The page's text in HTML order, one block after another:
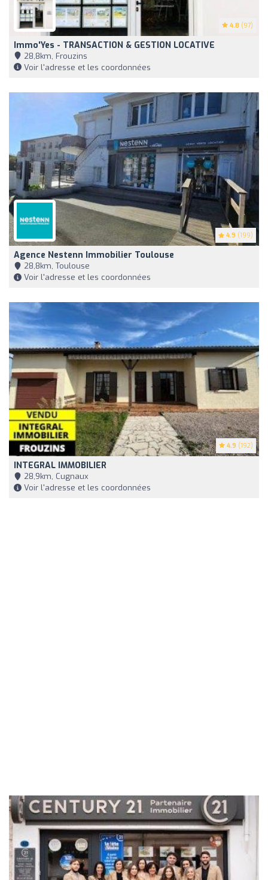
4.8 (97)
Immo'Yes - TRANSACTION & GESTION LOCATIVE
28,8km, Frouzins
Voir l'adresse et les coordonnées
4.9 (199)
Agence Nestenn Immobilier Toulouse
28,8km, Toulouse
Voir l'adresse et les coordonnées
4.9 (192)
INTEGRAL IMMOBILIER
28,9km, Cugnaux
Voir l'adresse et les coordonnées